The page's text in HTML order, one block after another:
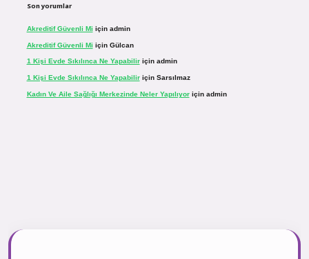
Son yorumlar
Akreditif Güvenli Mi için admin
Akreditif Güvenli Mi için Gülcan
1 Kişi Evde Sıkılınca Ne Yapabiliriçin admin
1 Kişi Evde Sıkılınca Ne Yapabiliriçin Sarsılmaz
Kadın Ve Aile Sağlığı Merkezinde Neler Yapılıyoriçin admin